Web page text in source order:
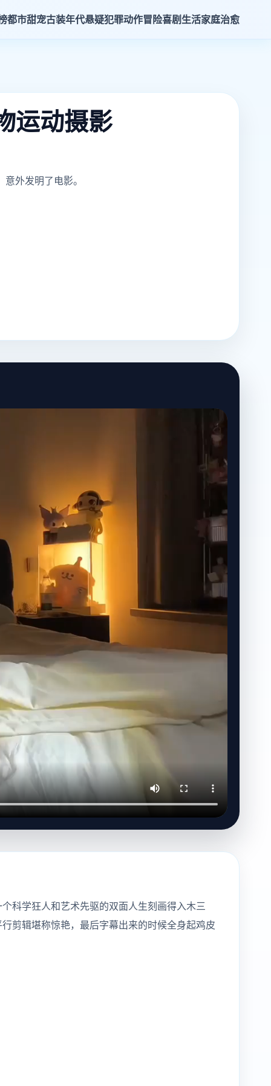
都市甜宠古装年代悬疑犯罪动作冒险喜剧生活家庭治愈
运动摄影
外发明了电影。
科学狂人和艺术先驱的双面人生刻画得入木三
剪辑堪称惊艳，最后字幕出来的时候全身起鸡皮